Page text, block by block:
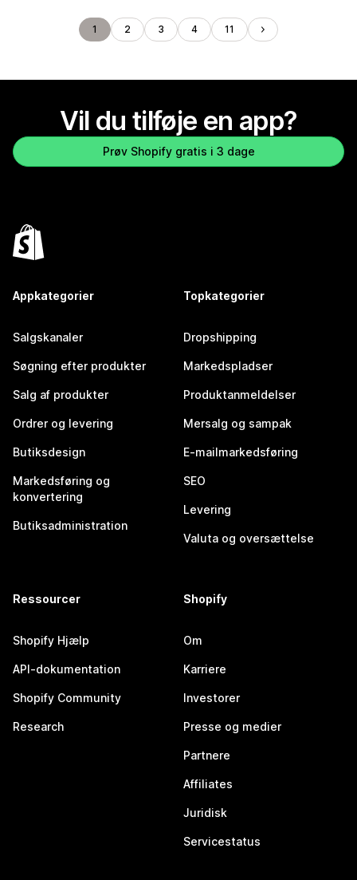
1 2 3 4 11
Vil du tilføje en app?
Prøv Shopify gratis i 3 dage
Appkategorier
Salgskanaler
Søgning efter produkter
Salg af produkter
Ordrer og levering
Butiksdesign
Markedsføring og
konvertering
Butiksadministration
Topkategorier
Dropshipping
Markedspladser
Produktanmeldelser
Mersalg og sampak
E-mailmarkedsføring
SEO
Levering
Valuta og oversættelse
Ressourcer
Shopify Hjælp
API-dokumentation
Shopify Community
Research
Shopify
Om
Karriere
Investorer
Presse og medier
Partnere
Affiliates
Juridisk
Servicestatus